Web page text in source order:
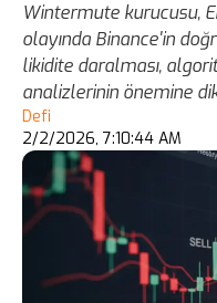
Wintermute kurucusu,
olayında Binance'in
likidite daralması,
analizlerinin önemine
Defi
2/2/2026, 7:10:44 AM